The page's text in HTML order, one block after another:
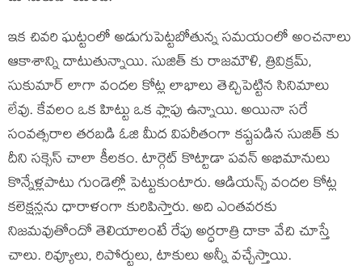
ఇక చివరి ఘట్టంలో అడుగుపెట్టబోతున్న సమయంలో అంచనాలు
ఆకాశాన్ని దాటుతున్నాయి. సుజిత్ కు రాజమౌళి, త్రివిక్రమ్,
సుకుమార్ లాగా వందల కోట్ల లాభాలు తెచ్చిపెట్టిన సినిమాలు
లేవు. కేవలం ఒక హిట్టు ఒక ఫ్లాపు ఉన్నాయి. అయినా సరే
సంవత్సరాల తరబడి ఓజి మీద విపరీతంగా కష్టపడిన సుజిత్ కు
దీని సక్సెస్ చాలా కీలకం. టార్గెట్ కొట్టాడా పవన్ అభిమానులు
కొన్నేళ్లపాటు గుండెల్లో పెట్టుకుంటారు. ఆడియన్స్ వందల కోట్ల
కలెక్షన్లను ధారాళంగా కురిపిస్తారు. అది ఎంతవరకు
నిజమవుతోందో తెలియాలంటే రేపు అర్ధరాత్రి దాకా వేచి చూస్తే
చాలు. రివ్యూలు, రిపోర్టులు, టాకులు అన్నీ వచ్చేస్తాయి.